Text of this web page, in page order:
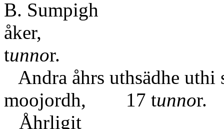
B. Sumpigh
tunnor.
Andra åhrs uthsädhe uthi
moojordh, 17 tunnor.
Åhrligit